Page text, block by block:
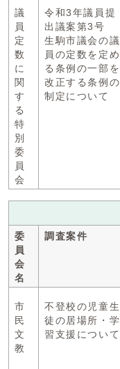
議
員
定
数
に
関
す
る
特
別
委
員
会
令和3年議員提
出議案第3号
生駒市議会の議
員の定数を定め
る条例の一部を
改正する条例の
制定について
委
員
会
名
調査案件
市
民
文
教
不登校の児童生
徒の居場所・学
習支援について